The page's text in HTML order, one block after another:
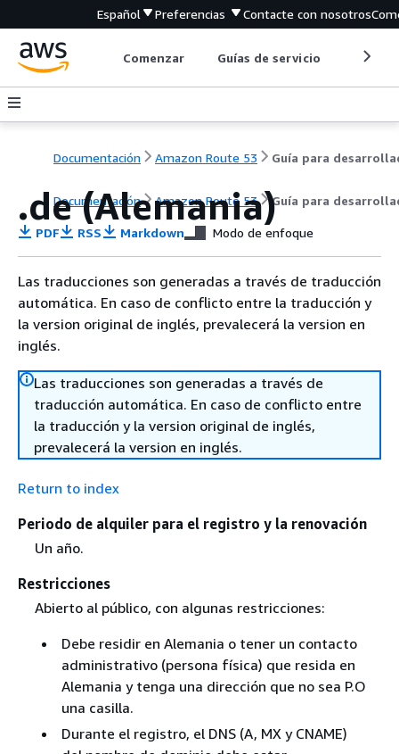
Español Preferencias Contacte con nosotros
Comenzar Guías de servicio
Documentación Amazon Route 53
Documentación Amazon Route 53 Guía para
.de (Alemania)
PDF RSS Markdown Modo de enfoque
Las traducciones son generadas a través de traducción
automática. En caso de conflicto entre la traducción y
la version original de inglés, prevalecerá la version en
inglés.
Las traducciones son generadas a través de
traducción automática. En caso de conflicto entre
la traducción y la version original de inglés,
prevalecerá la version en inglés.
Return to index
Periodo de alquiler para el registro y la renovación
Un año.
Restricciones
Abierto al público, con algunas restricciones:
Debe residir en Alemania o tener un contacto
administrativo (persona física) que resida en
Alemania y tenga una dirección que no sea P.O
una casilla.
Durante el registro, el DNS (A, MX y CNAME)